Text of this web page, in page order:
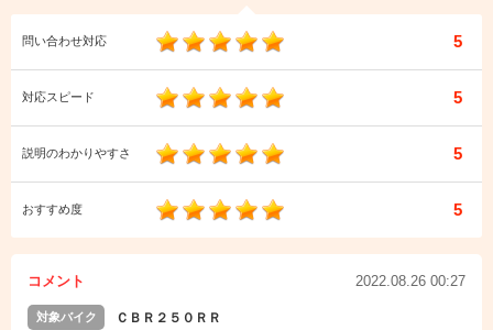
問い合わせ対応 5
対応スピード 5
説明のわかりやすさ 5
おすすめ度 5
コメント 2022.08.26 00:27
対象バイク ＣＢＲ２５０ＲＲ